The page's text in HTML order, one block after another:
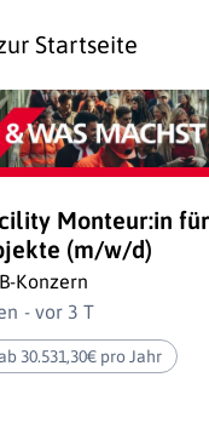
Startseite
Monteur:in
(m/w/d)
Konzern
- vor 3 T
30.531,30€ pro Jahr